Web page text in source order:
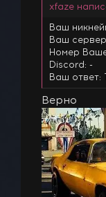
xfaze
Ваш
Ваш
Номер
Discord: -
Ваш
Верно